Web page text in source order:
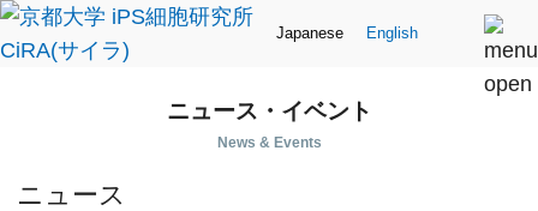
Japanese English
ニュース・イベント
News & Events
ニュース